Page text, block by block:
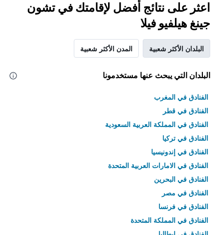
اعثر على نتائج أفضل لإقامتك في تشون
جينغ هيلفيو فيلا
البلدان الأكثر شعبية المدن الأكثر شعبية
البلدان التي يبحث عنها مستخدمونا
الفنادق في المغرب
الفنادق في قطر
الفنادق في المملكة العربية السعودية
الفنادق في تركيا
الفنادق في إندونيسيا
الفنادق في الامارات العربية المتحدة
الفنادق في البحرين
الفنادق في مصر
الفنادق في فرنسا
الفنادق في المملكة المتحدة